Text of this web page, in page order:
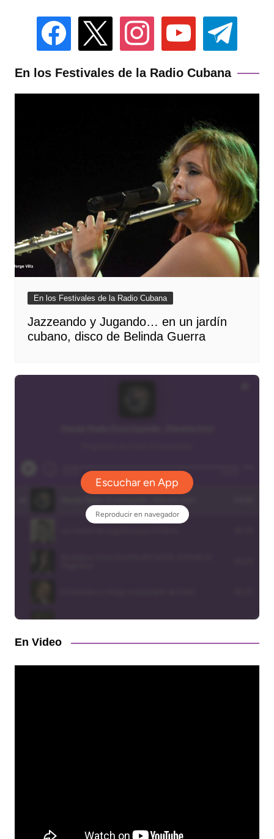
facebook instagram youtube telegram
En los Festivales de la Radio Cubana
En los Festivales de la Radio Cubana
Jazzeando y Jugando… en un jardín
cubano, disco de Belinda Guerra
En Video